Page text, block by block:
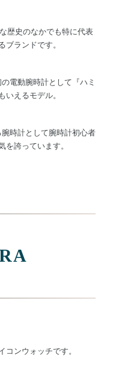
歴史のなかでも特に代表
ブランドです。
電動腕時計として『ハミ
いえるモデル。
時計として腕時計初心者
誇っています。
コンウォッチです。